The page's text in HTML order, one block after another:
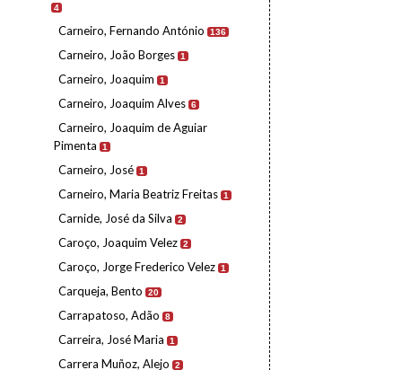
4
Carneiro, Fernando António 136
Carneiro, João Borges 1
Carneiro, Joaquim 1
Carneiro, Joaquim Alves 6
Carneiro, Joaquim de Aguiar
Pimenta
1
Carneiro, José 1
Carneiro, Maria Beatriz Freitas 1
Carnide, José da Silva 2
Caroço, Joaquim Velez 2
Caroço, Jorge Frederico Velez 1
Carqueja, Bento 20
Carrapatoso, Adão 8
Carreira, José Maria 1
Carrera Muñoz, Alejo 2